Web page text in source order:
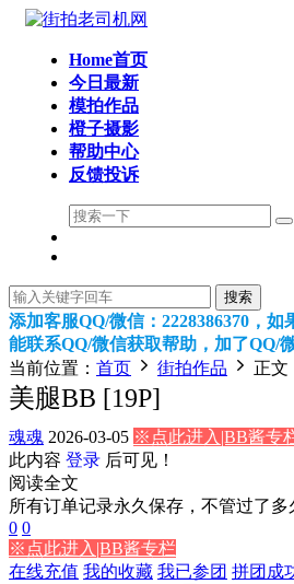
Home首页
今日最新
模拍作品
橙子摄影
帮助中心
反馈投诉
搜索
添加客服QQ/微信：2228386370，
能联系QQ/微信获取帮助，加了QQ/
当前位置： 首页 街拍作品 正文
美腿BB [19P]
魂魂 2026-03-05 ※点此进入|BB酱专
此内容 登录 后可见！
阅读全文
所有订单记录永久保存，不管过了多
0 0
※点此进入|BB酱专栏
在线充值 我的收藏 我已参团 拼团成